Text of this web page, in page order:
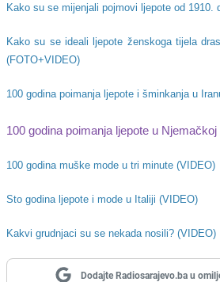
Kako su se mijenjali pojmovi ljepote od 1910.
Kako su se ideali ljepote ženskoga tijela
(FOTO+VIDEO)
100 godina poimanja ljepote i šminkanja u
100 godina poimanja ljepote u
100 godina muške mode u tri minute (VIDEO)
Sto godina ljepote i mode u Italiji (VIDEO)
Kakvi grudnjaci su se nekada nosili? (VIDEO)
Dodajte Radiosarajevo.ba u